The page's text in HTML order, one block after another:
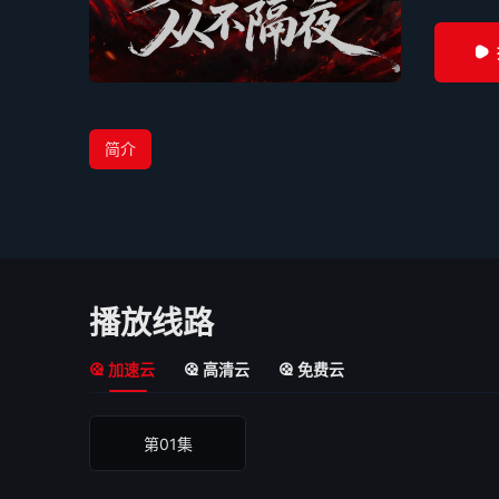
简介
播放线路
加速云 高清云 免费云
第01集